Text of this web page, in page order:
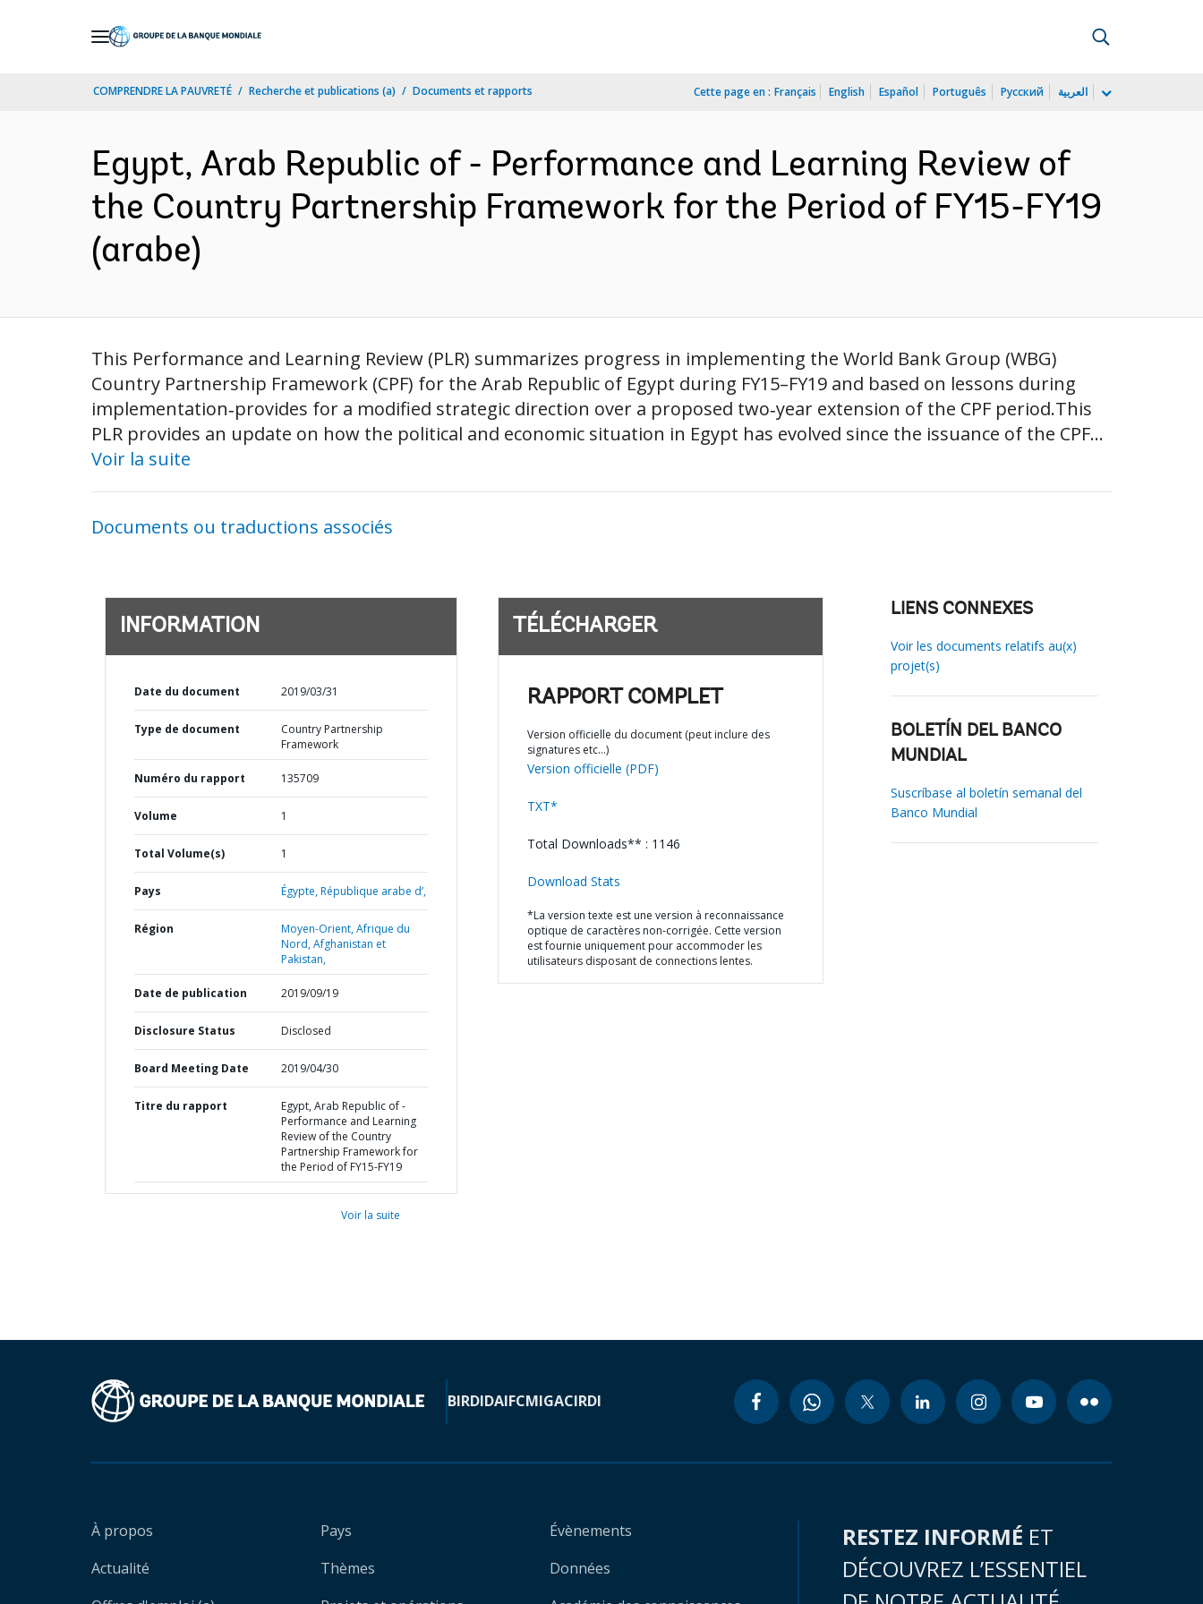
COMPRENDRE LA PAUVRETÉ Recherche et publications (a) Documents et rapports Cette page en : Français English Español Português Русский العربية
Egypt, Arab Republic of - Performance and Learning Review of
the Country Partnership Framework for the Period of FY15-FY19
(arabe)
This Performance and Learning Review (PLR) summarizes progress in implementing the World Bank Group (WBG)
Country Partnership Framework (CPF) for the Arab Republic of Egypt during FY15–FY19 and based on lessons during
implementation‐provides for a modified strategic direction over a proposed two‐year extension of the CPF period.This
PLR provides an update on how the political and economic situation in Egypt has evolved since the issuance of the CPF...
Voir la suite
Documents ou traductions associés
INFORMATION
Date du document 2019/03/31
Type de document
Country Partnership
Framework
Numéro du rapport 135709
Volume 1
Total Volume(s) 1
Pays Égypte,République arabe d’,
Région
Moyen-Orient, Afrique du
Nord, Afghanistan et
Pakistan,
Date de publication 2019/09/19
Disclosure Status Disclosed
Board Meeting Date 2019/04/30
Titre du rapport
Egypt, Arab Republic of -
Performance and Learning
Review of the Country
Partnership Framework for
the Period of FY15-FY19
Voir la suite
TÉLÉCHARGER
RAPPORT COMPLET
Version officielle du document (peut inclure des
signatures etc…)
Version officielle (PDF)
TXT*
Total Downloads** : 1146
Download Stats
*La version texte est une version à reconnaissance
optique de caractères non-corrigée. Cette version
est fournie uniquement pour accommoder les
utilisateurs disposant de connections lentes.
LIENS CONNEXES
Voir les documents relatifs au(x)
projet(s)
BOLETÍN DEL BANCO
MUNDIAL
Suscríbase al boletín semanal del
Banco Mundial
BIRDIDAIFCMIGACIRDI
À propos
Actualité
Pays
Thèmes
Évènements
Données
RESTEZ INFORMÉ ET
DÉCOUVREZ L’ESSENTIEL